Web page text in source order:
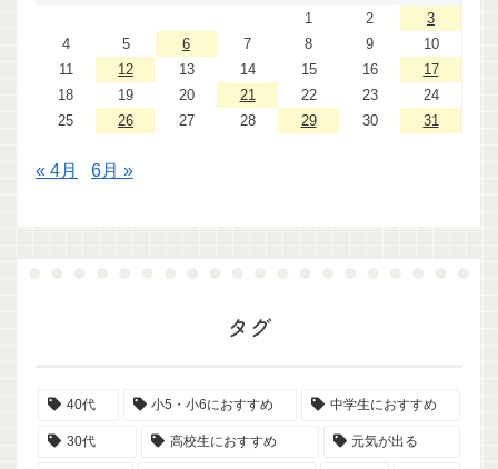
1
2
3
4
5 6 7 8 9
10
11
12 13 14 15 16
17
18
19 20 21 22 23
24
25
26 27 28 29 30 31
« 4月 6月 »
タグ
40代 小5・小6におすすめ 中学生におすすめ
30代 高校生におすすめ 元気が出る